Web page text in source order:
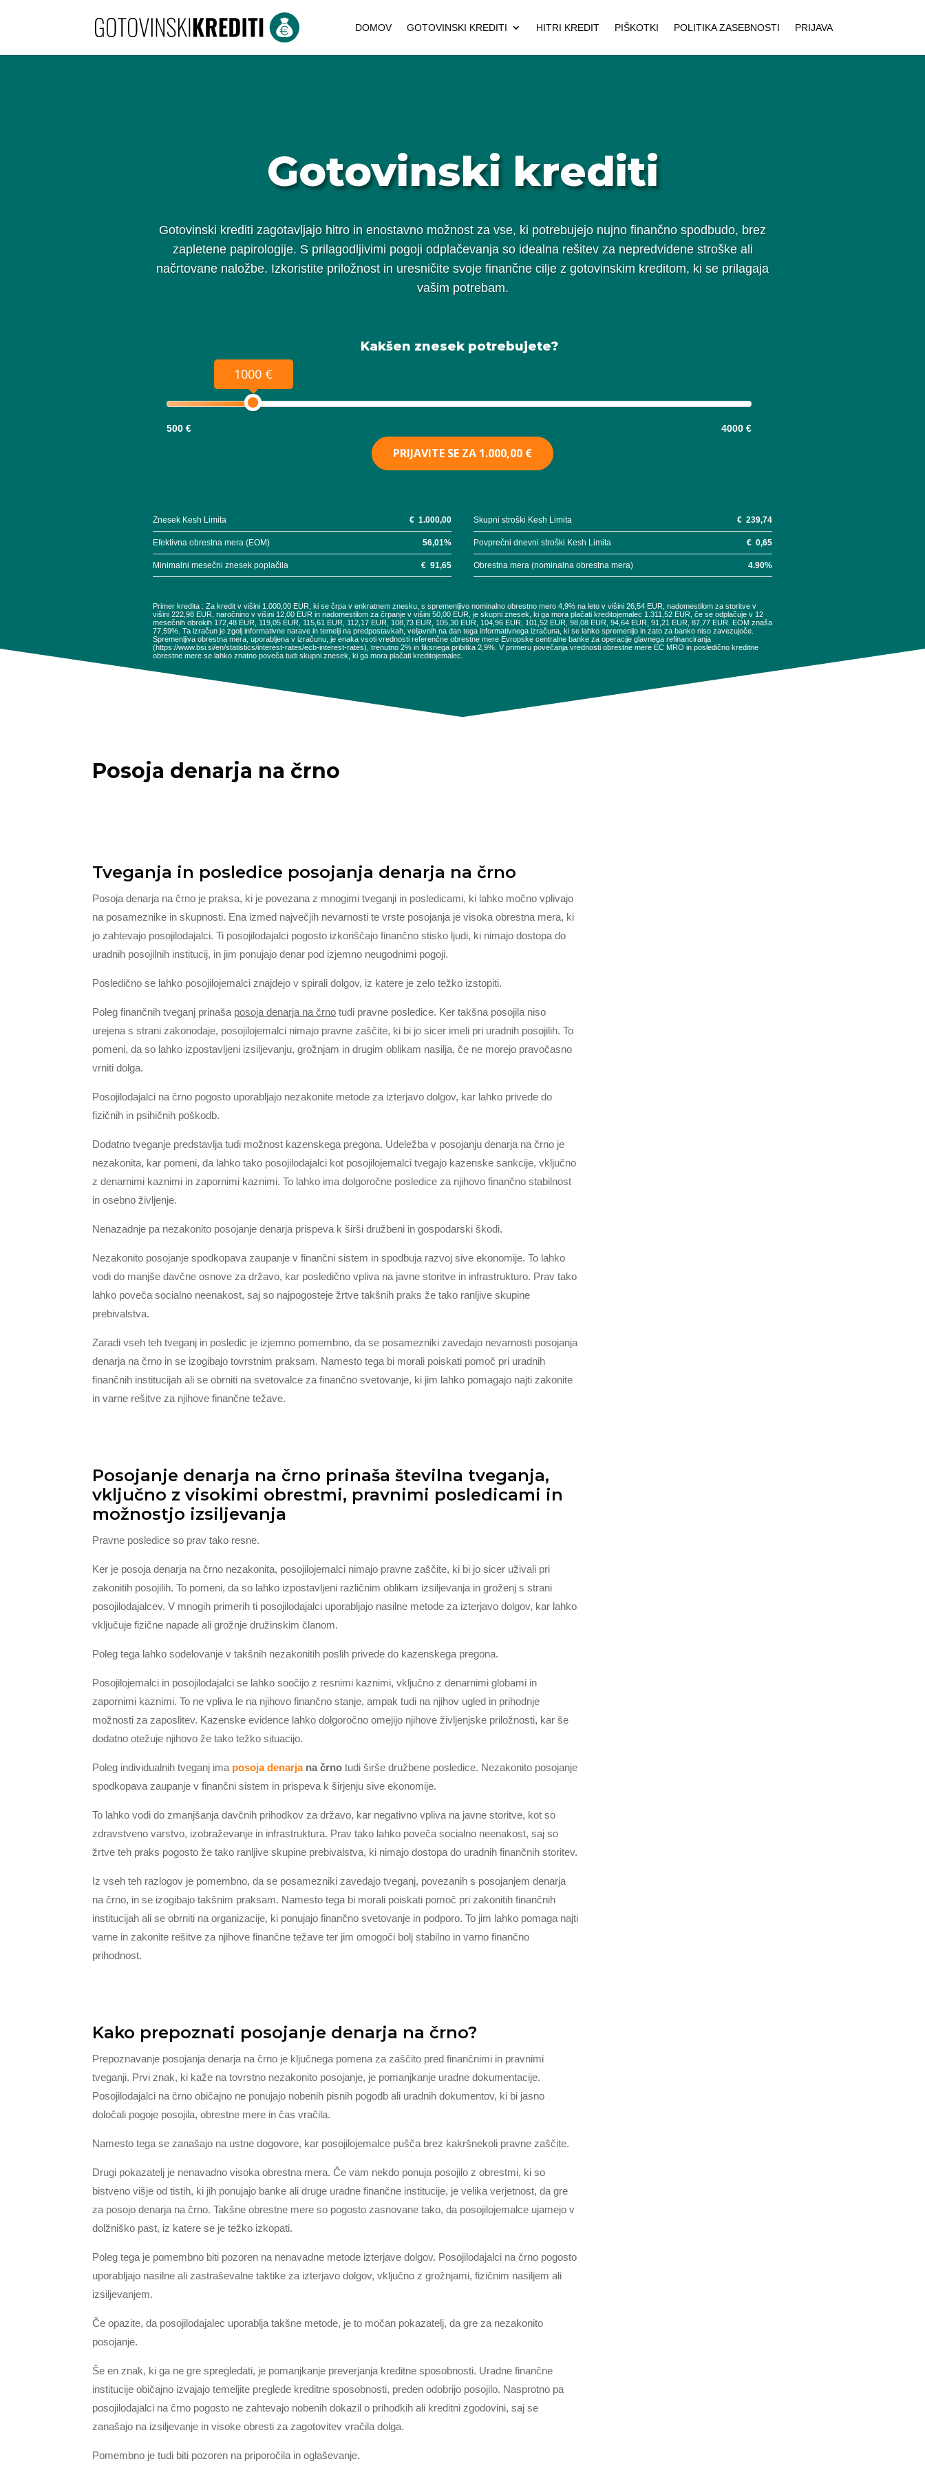
DOMOV GOTOVINSKI KREDITI HITRI KREDIT PIŠKOTKI POLITIKA ZASEBNOSTI PRIJAVA
Gotovinski krediti
Gotovinski krediti zagotavljajo hitro in enostavno možnost za vse, ki potrebujejo nujno finančno spodbudo, brez
zapletene papirologije. S prilagodljivimi pogoji odplačevanja so idealna rešitev za nepredvidene stroške ali
načrtovane naložbe. Izkoristite priložnost in uresničite svoje finančne cilje z gotovinskim kreditom, ki se prilagaja
vašim potrebam.
Kakšen znesek potrebujete?
1000 €
500 € 4000 €
PRIJAVITE SE ZA 1.000,00 €
Znesek Kesh Limita € 1.000,00 Skupni stroški Kesh Limita € 239,74
Efektivna obrestna mera (EOM) 56,01% Povprečni dnevni stroški Kesh Limita € 0,65
Minimalni mesečni znesek poplačila € 91,65 Obrestna mera (nominalna obrestna mera) 4.90%
Primer kredita : Za kredit v višini 1.000,00 EUR, ki se črpa v enkratnem znesku, s spremenljivo nominalno obrestno mero 4,9% na leto v višini 26,54 EUR, nadomestilom za storitve v
višini 222,98 EUR, naročnino v višini 12,00 EUR in nadomestilom za črpanje v višini 50,00 EUR, je skupni znesek, ki ga mora plačati kreditojemalec 1.311,52 EUR, če se odplačuje v 12
mesečnih obrokih 172,48 EUR, 119,05 EUR, 115,61 EUR, 112,17 EUR, 108,73 EUR, 105,30 EUR, 104,96 EUR, 101,52 EUR, 98,08 EUR, 94,64 EUR, 91,21 EUR, 87,77 EUR. EOM znaša
77,59%. Ta izračun je zgolj informativne narave in temelji na predpostavkah, veljavnih na dan tega informativnega izračuna, ki se lahko spremenijo in zato za banko niso zavezujoče.
Spremenljiva obrestna mera, uporabljena v izračunu, je enaka vsoti vrednosti referenčne obrestne mere Evropske centralne banke za operacije glavnega refinanciranja
(https://www.bsi.si/en/statistics/interest-rates/ecb-interest-rates), trenutno 2% in fiksnega pribitka 2,9%. V primeru povečanja vrednosti obrestne mere EC MRO in posledično kreditne
obrestne mere se lahko znatno poveča tudi skupni znesek, ki ga mora plačati kreditojemalec.
Posoja denarja na črno
Tveganja in posledice posojanja denarja na črno
Posoja denarja na črno je praksa, ki je povezana z mnogimi tveganji in posledicami, ki lahko močno vplivajo
na posameznike in skupnosti. Ena izmed največjih nevarnosti te vrste posojanja je visoka obrestna mera, ki
jo zahtevajo posojilodajalci. Ti posojilodajalci pogosto izkoriščajo finančno stisko ljudi, ki nimajo dostopa do
uradnih posojilnih institucij, in jim ponujajo denar pod izjemno neugodnimi pogoji.
Posledično se lahko posojilojemalci znajdejo v spirali dolgov, iz katere je zelo težko izstopiti.
Poleg finančnih tveganj prinaša posoja denarja na črno tudi pravne posledice. Ker takšna posojila niso
urejena s strani zakonodaje, posojilojemalci nimajo pravne zaščite, ki bi jo sicer imeli pri uradnih posojilih. To
pomeni, da so lahko izpostavljeni izsiljevanju, grožnjam in drugim oblikam nasilja, če ne morejo pravočasno
vrniti dolga.
Posojilodajalci na črno pogosto uporabljajo nezakonite metode za izterjavo dolgov, kar lahko privede do
fizičnih in psihičnih poškodb.
Dodatno tveganje predstavlja tudi možnost kazenskega pregona. Udeležba v posojanju denarja na črno je
nezakonita, kar pomeni, da lahko tako posojilodajalci kot posojilojemalci tvegajo kazenske sankcije, vključno
z denarnimi kaznimi in zapornimi kaznimi. To lahko ima dolgoročne posledice za njihovo finančno stabilnost
in osebno življenje.
Nenazadnje pa nezakonito posojanje denarja prispeva k širši družbeni in gospodarski škodi.
Nezakonito posojanje spodkopava zaupanje v finančni sistem in spodbuja razvoj sive ekonomije. To lahko
vodi do manjše davčne osnove za državo, kar posledično vpliva na javne storitve in infrastrukturo. Prav tako
lahko poveča socialno neenakost, saj so najpogosteje žrtve takšnih praks že tako ranljive skupine
prebivalstva.
Zaradi vseh teh tveganj in posledic je izjemno pomembno, da se posamezniki zavedajo nevarnosti posojanja
denarja na črno in se izogibajo tovrstnim praksam. Namesto tega bi morali poiskati pomoč pri uradnih
finančnih institucijah ali se obrniti na svetovalce za finančno svetovanje, ki jim lahko pomagajo najti zakonite
in varne rešitve za njihove finančne težave.
Posojanje denarja na črno prinaša številna tveganja,
vključno z visokimi obrestmi, pravnimi posledicami in
možnostjo izsiljevanja
Pravne posledice so prav tako resne.
Ker je posoja denarja na črno nezakonita, posojilojemalci nimajo pravne zaščite, ki bi jo sicer uživali pri
zakonitih posojilih. To pomeni, da so lahko izpostavljeni različnim oblikam izsiljevanja in groženj s strani
posojilodajalcev. V mnogih primerih ti posojilodajalci uporabljajo nasilne metode za izterjavo dolgov, kar lahko
vključuje fizične napade ali grožnje družinskim članom.
Poleg tega lahko sodelovanje v takšnih nezakonitih poslih privede do kazenskega pregona.
Posojilojemalci in posojilodajalci se lahko soočijo z resnimi kaznimi, vključno z denarnimi globami in
zapornimi kaznimi. To ne vpliva le na njihovo finančno stanje, ampak tudi na njihov ugled in prihodnje
možnosti za zaposlitev. Kazenske evidence lahko dolgoročno omejijo njihove življenjske priložnosti, kar še
dodatno otežuje njihovo že tako težko situacijo.
Poleg individualnih tveganj ima posoja denarjana črno tudi širše družbene posledice. Nezakonito posojanje
spodkopava zaupanje v finančni sistem in prispeva k širjenju sive ekonomije.
To lahko vodi do zmanjšanja davčnih prihodkov za državo, kar negativno vpliva na javne storitve, kot so
zdravstveno varstvo, izobraževanje in infrastruktura. Prav tako lahko poveča socialno neenakost, saj so
žrtve teh praks pogosto že tako ranljive skupine prebivalstva, ki nimajo dostopa do uradnih finančnih storitev.
Iz vseh teh razlogov je pomembno, da se posamezniki zavedajo tveganj, povezanih s posojanjem denarja
na črno, in se izogibajo takšnim praksam. Namesto tega bi morali poiskati pomoč pri zakonitih finančnih
institucijah ali se obrniti na organizacije, ki ponujajo finančno svetovanje in podporo. To jim lahko pomaga najti
varne in zakonite rešitve za njihove finančne težave ter jim omogoči bolj stabilno in varno finančno
prihodnost.
Kako prepoznati posojanje denarja na črno?
Prepoznavanje posojanja denarja na črno je ključnega pomena za zaščito pred finančnimi in pravnimi
tveganji. Prvi znak, ki kaže na tovrstno nezakonito posojanje, je pomanjkanje uradne dokumentacije.
Posojilodajalci na črno običajno ne ponujajo nobenih pisnih pogodb ali uradnih dokumentov, ki bi jasno
določali pogoje posojila, obrestne mere in čas vračila.
Namesto tega se zanašajo na ustne dogovore, kar posojilojemalce pušča brez kakršnekoli pravne zaščite.
Drugi pokazatelj je nenavadno visoka obrestna mera. Če vam nekdo ponuja posojilo z obrestmi, ki so
bistveno višje od tistih, ki jih ponujajo banke ali druge uradne finančne institucije, je velika verjetnost, da gre
za posojo denarja na črno. Takšne obrestne mere so pogosto zasnovane tako, da posojilojemalce ujamejo v
dolžniško past, iz katere se je težko izkopati.
Poleg tega je pomembno biti pozoren na nenavadne metode izterjave dolgov. Posojilodajalci na črno pogosto
uporabljajo nasilne ali zastraševalne taktike za izterjavo dolgov, vključno z grožnjami, fizičnim nasiljem ali
izsiljevanjem.
Če opazite, da posojilodajalec uporablja takšne metode, je to močan pokazatelj, da gre za nezakonito
posojanje.
Še en znak, ki ga ne gre spregledati, je pomanjkanje preverjanja kreditne sposobnosti. Uradne finančne
institucije običajno izvajajo temeljite preglede kreditne sposobnosti, preden odobrijo posojilo. Nasprotno pa
posojilodajalci na črno pogosto ne zahtevajo nobenih dokazil o prihodkih ali kreditni zgodovini, saj se
zanašajo na izsiljevanje in visoke obresti za zagotovitev vračila dolga.
Pomembno je tudi biti pozoren na priporočila in oglaševanje.